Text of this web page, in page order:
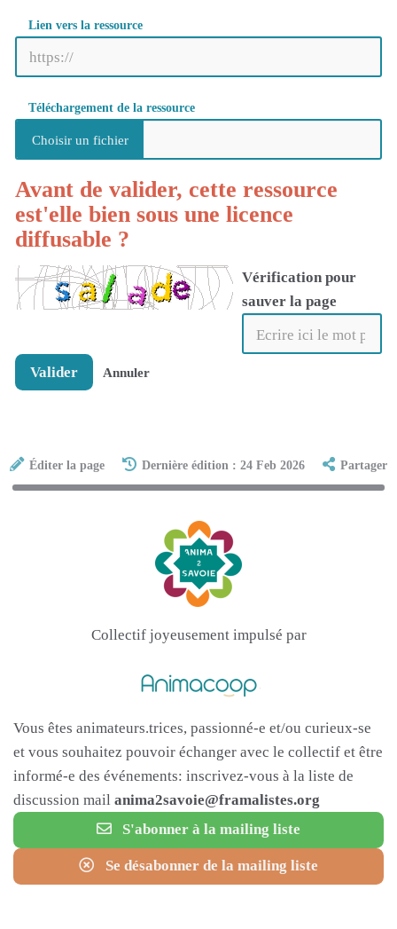
Lien vers la ressource
Téléchargement de la ressource
Avant de valider, cette ressource
est'elle bien sous une licence
diffusable ?
Vérification pour
sauver la page
Valider Annuler
Éditer la page Dernière édition : 24 Feb 2026 Partager
Collectif joyeusement impulsé par
Vous êtes animateurs.trices, passionné-e et/ou curieux-se
et vous souhaitez pouvoir échanger avec le collectif et être
informé-e des événements: inscrivez-vous à la liste de
discussion mail anima2savoie@framalistes.org
S'abonner à la mailing liste
Se désabonner de la mailing liste